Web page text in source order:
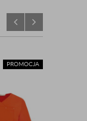
PROMOCJA